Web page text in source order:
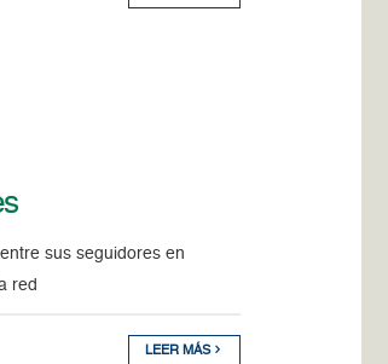
sus seguidores en
red
LEER MÁS